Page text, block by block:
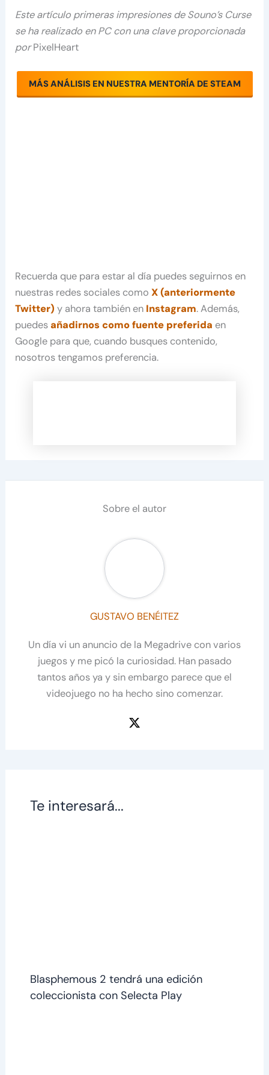
Este artículo primeras impresiones de Souno’s Curse
se ha realizado en PC con una clave proporcionada
porPixelHeart
MÁS ANÁLISIS EN NUESTRA MENTORÍA DE STEAM
Recuerda que para estar al día puedes seguirnos en
nuestras redes sociales comoX (anteriormente
Twitter) y ahora también en Instagram. Además,
puedesañadirnos como fuente preferida en
Google para que, cuando busques contenido,
nosotros tengamos preferencia.
Sobre el autor
GUSTAVO BENÉITEZ
Un día vi un anuncio de la Megadrive con varios
juegos y me picó la curiosidad. Han pasado
tantos años ya y sin embargo parece que el
videojuego no ha hecho sino comenzar.
Te interesará...
Blasphemous 2 tendrá una edición
coleccionista con Selecta Play